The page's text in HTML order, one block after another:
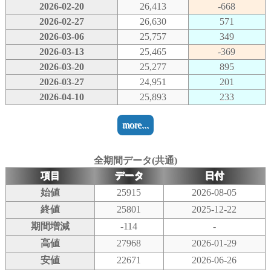
2026-02-20
26,413
-668
2026-02-27
26,630
571
2026-03-06
25,757
349
2026-03-13
25,465
-369
2026-03-20
25,277
895
2026-03-27
24,951
201
2026-04-10
25,893 233
more...
全期間データ(共通)
項目
データ
日付
始値
25915
2026-08-05
終値
25801
2025-12-22
期間増減
-114
-
高値
27968
2026-01-29
安値
22671 2026-06-26